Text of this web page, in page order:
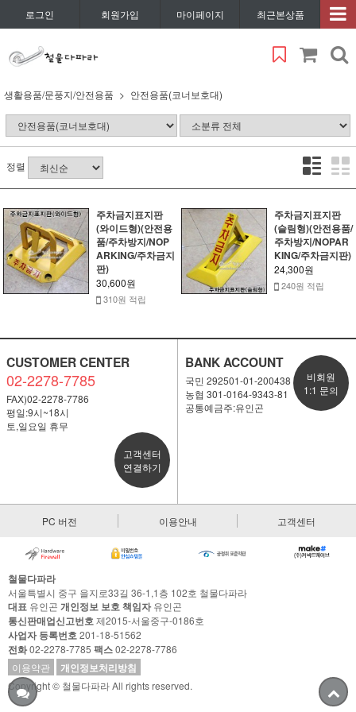
로그인 회원가입 마이페이지 최근본상품
생활용품/문풍지/안전용품 안전용품(코너보호대)
정렬
주차금지표지판
(와이드형)(안전용
품/주차방지/NOP
ARKING/주차금지
판)
30,600원
310원 적립
주차금지표지판
(슬림형)(안전용품/
주차방지/NOPAR
KING/주차금지판)
24,300원
240원 적립
CUSTOMER CENTER
02-2278-7785
FAX)02-2278-7786
평일:9시~18시
토,일요일 휴무
고객센터
연결하기
BANK ACCOUNT
국민 292501-01-200438
농협 301-0164-9343-81
공통예금주:유인곤
비회원
1:1 문의
PC 버전 이용안내 고객센터
철물다파라
서울특별시 중구 을지로33길 36-1,1층 102호 철물다파라
대표 유인곤 개인정보 보호 책임자유인곤
통신판매업신고번호제2015-서울중구-0186호
사업자 등록번호201-18-51562
전화02-2278-7785 팩스02-2278-7786
이용약관
개인정보처리방침
Copyright © 철물다파라 All rights reserved.